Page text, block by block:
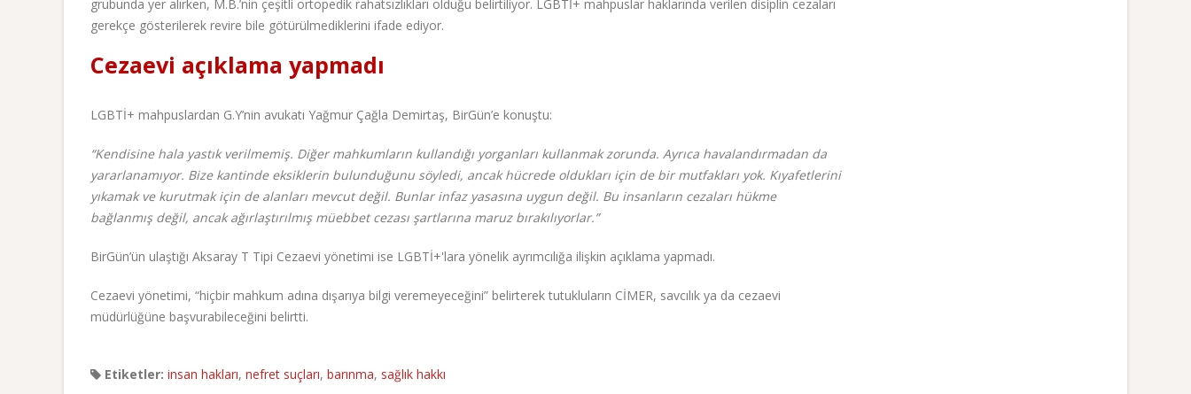
grubunda yer alırken, M.B.’nin çeşitli ortopedik rahatsızlıkları olduğu belirtiliyor. LGBTİ+ mahpuslar haklarında verilen disiplin cezaları
gerekçe gösterilerek revire bile götürülmediklerini ifade ediyor.
Cezaevi açıklama yapmadı
LGBTİ+ mahpuslardan G.Y’nin avukatı Yağmur Çağla Demirtaş, BirGün’e konuştu:
“Kendisine hala yastık verilmemiş. Diğer mahkumların kullandığı yorganları kullanmak zorunda. Ayrıca havalandırmadan da
yararlanamıyor. Bize kantinde eksiklerin bulunduğunu söyledi, ancak hücrede oldukları için de bir mutfakları yok. Kıyafetlerini
yıkamak ve kurutmak için de alanları mevcut değil. Bunlar infaz yasasına uygun değil. Bu insanların cezaları hükme
bağlanmış değil, ancak ağırlaştırılmış müebbet cezası şartlarına maruz bırakılıyorlar.”
BirGün’ün ulaştığı Aksaray T Tipi Cezaevi yönetimi ise LGBTİ+'lara yönelik ayrımcılığa ilişkin açıklama yapmadı.
Cezaevi yönetimi, “hiçbir mahkum adına dışarıya bilgi veremeyeceğini” belirterek tutukluların CİMER, savcılık ya da cezaevi
müdürlüğüne başvurabileceğini belirtti.
Etiketler: insan hakları, nefret suçları, barınma, sağlık hakkı